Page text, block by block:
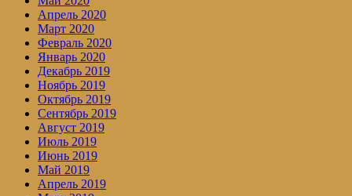
Апрель 2020
Март 2020
Февраль 2020
Январь 2020
Декабрь 2019
Ноябрь 2019
Октябрь 2019
Сентябрь 2019
Август 2019
Июль 2019
Июнь 2019
Май 2019
Апрель 2019